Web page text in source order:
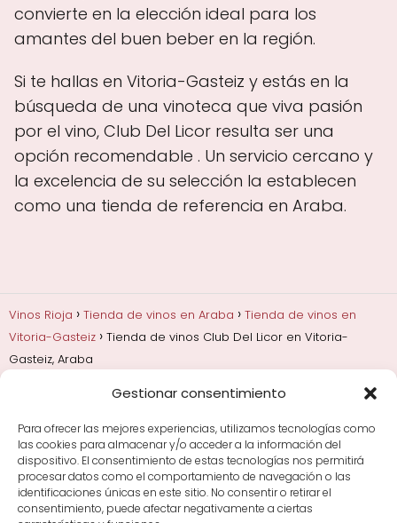
Gestionar consentimiento
Para ofrecer las mejores experiencias, utilizamos tecnologías como
las cookies para almacenar y/o acceder a la información del
dispositivo. El consentimiento de estas tecnologías nos permitirá
procesar datos como el comportamiento de navegación o las
identificaciones únicas en este sitio. No consentir o retirar el
consentimiento, puede afectar negativamente a ciertas
convierte en la elección ideal para los
amantes del buen beber en la región.
Si te hallas en Vitoria-Gasteiz y estás en la
búsqueda de una vinoteca que viva pasión
por el vino, Club Del Licor resulta ser una
opción recomendable . Un servicio cercano y
la excelencia de su selección la establecen
como una tienda de referencia en Araba.
Vinos Rioja Tienda de vinos en Araba
Tienda de vinos en
Vitoria-Gasteiz
Tienda de vinos Club Del Licor en Vitoria-
Gasteiz, Araba
Añadas, crianza y guarda
Bodegas y marcas de
Comprar vino
Rioja y guías de regalo
Cultura del vino y
curiosidades
Enoturismo en Rioja
Maridajes y vino en la mesa
Tiendas de vino por